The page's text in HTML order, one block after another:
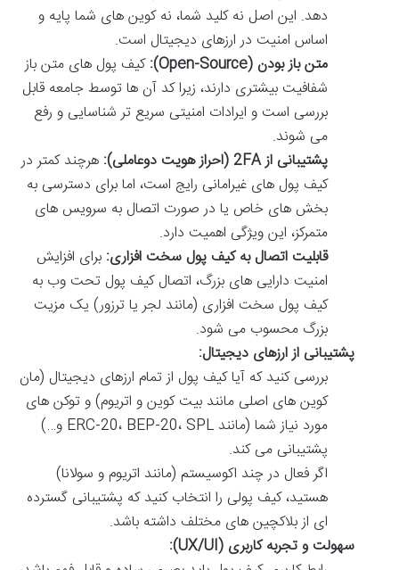
دهد. این اصل نه کلید شما، نه کوین های شما پایه و
اساس امنیت در ارزهای دیجیتال است.
متن باز بودن (Open-Source):
کیف پول های متن باز
شفافیت بیشتری دارند، زیرا کد آن ها توسط جامعه قابل
بررسی است و ایرادات امنیتی سریع تر شناسایی و رفع
می شوند.
پشتیبانی از 2FA (احراز هویت دوعاملی):
هرچند کمتر در
کیف پول های غیرامانی رایج است، اما برای دسترسی به
بخش های خاص یا در صورت اتصال به سرویس های
متمرکز، این ویژگی اهمیت دارد.
قابلیت اتصال به کیف پول سخت افزاری: برای افزایش
امنیت دارایی های بزرگ، اتصال کیف پول تحت وب به
کیف پول سخت افزاری (مانند لجر یا ترزور) یک مزیت
بزرگ محسوب می شود.
پشتیبانی از ارزهای دیجیتال:
بررسی کنید که آیا کیف پول از تمام ارزهای دیجیتال (مان
کوین های اصلی مانند بیت کوین و اتریوم) و توکن های
مورد نیاز شما (مانند ERC-20، BEP-20، SPL و…)
پشتیبانی می کند.
اگر فعال در چند اکوسیستم (مانند اتریوم و سولانا)
هستید، کیف پولی را انتخاب کنید که پشتیبانی گسترده
ای از بلاکچین های مختلف داشته باشد.
سهولت و تجربه کاربری (UX/UI):